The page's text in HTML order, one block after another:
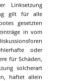
Linksetzung
gilt für alle
gesetzten
in vom
oder
für Schäden,
solcherart
haftet allein